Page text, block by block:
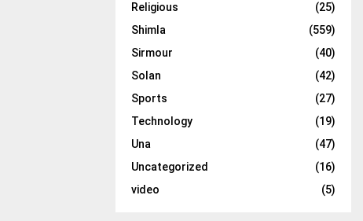
Religious
(25)
Shimla
(559)
Sirmour
(40)
Solan
(42)
Sports
(27)
Technology
(19)
Una
(47)
Uncategorized
(16)
video
(5)